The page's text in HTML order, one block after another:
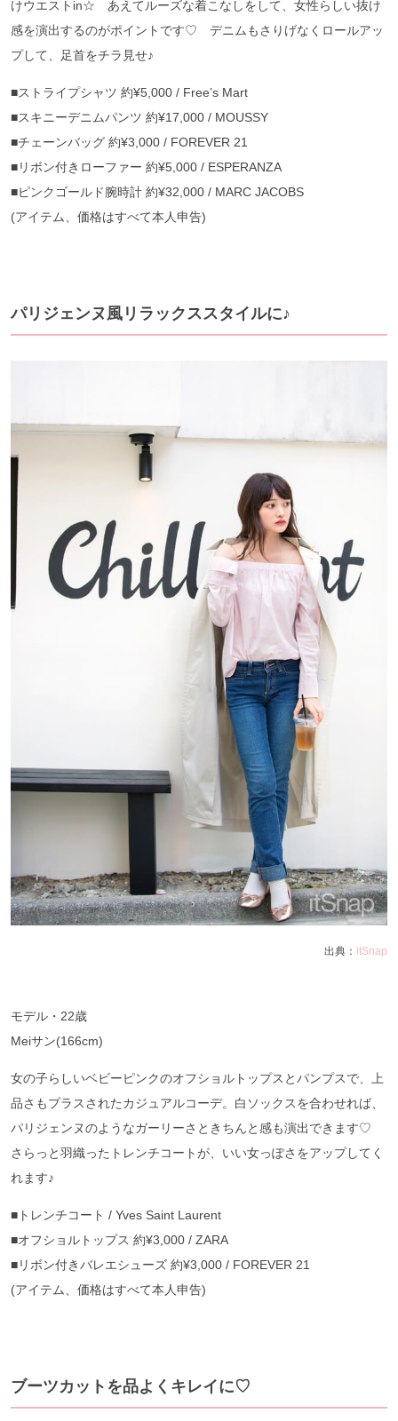
けウエストin☆ あえてルーズな着こなしをして、女性らしい抜け
感を演出するのがポイントです♡ デニムもさりげなくロールアッ
プして、足首をチラ見せ♪
■ストライプシャツ 約¥5,000 / Free’s Mart
■スキニーデニムパンツ 約¥17,000 / MOUSSY
■チェーンバッグ 約¥3,000 / FOREVER 21
■リボン付きローファー 約¥5,000 / ESPERANZA
■ピンクゴールド腕時計 約¥32,000 / MARC JACOBS
(アイテム、価格はすべて本人申告)
パリジェンヌ風リラックススタイルに♪
出典： itSnap
モデル・ 22歳
Meiサン(166cm)
女の子らしいベビーピンクのオフショルトップスとパンプスで、上
品さもプラスされたカジュアルコーデ。白ソックスを合わせれば、
パリジェンヌのようなガーリーさときちんと感も演出できます♡
さらっと羽織ったトレンチコートが、いい女っぽさをアップしてく
れます♪
■ トレンチコート / Yves Saint Laurent
■オフショルトップス 約¥3,000 / ZARA
■リボン付きバレエシューズ 約¥3,000 / FOREVER 21
(アイテム、価格はすべて本人申告)
ブーツカットを品よくキレイに♡